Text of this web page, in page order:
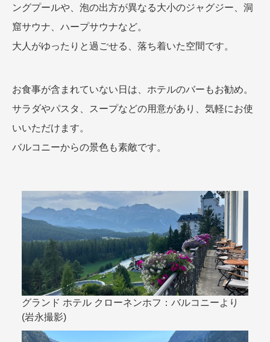
ングプールや、泡の出方が異なる大小のジャグジー、洞
窟サウナ、ハープサウナなど。
大人がゆったりと過ごせる、落ち着いた空間です。
お食事が含まれていない日は、ホテルのバーもお勧め。
サラダやパスタ、スープなどの用意があり、気軽にお使
いいただけます。
バルコニーからの景色も素敵です。
グランド ホテル クローネンホフ：バルコニーより
(岩永撮影)